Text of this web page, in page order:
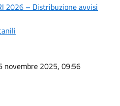
2026 – Distribuzione avvisi
novembre 2025, 09:56